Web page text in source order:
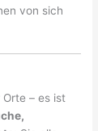
von sich
– es ist